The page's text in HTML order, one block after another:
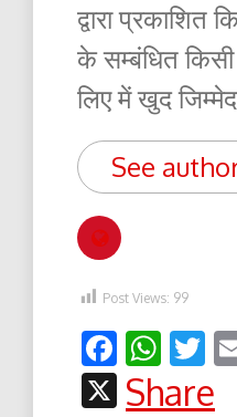
द्वारा प्रकाशित
के सम्बंधित किसी
लिए में खुद
See
Post Views: 99
X
Share